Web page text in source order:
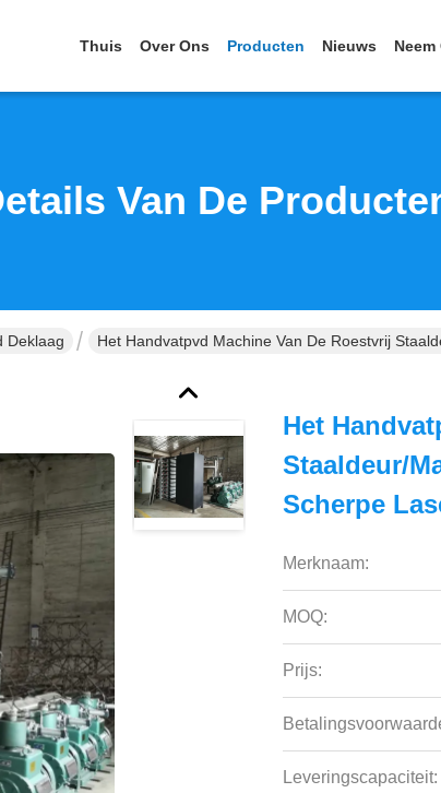
Thuis Over Ons Producten Nieuws
Van De
Deklaag Het Handvatpvd Machine Van De Roestvrij
Het
Staaldeur/
Scherpe
Merknaam:
MOQ:
Prijs:
Leveringscapaciteit: